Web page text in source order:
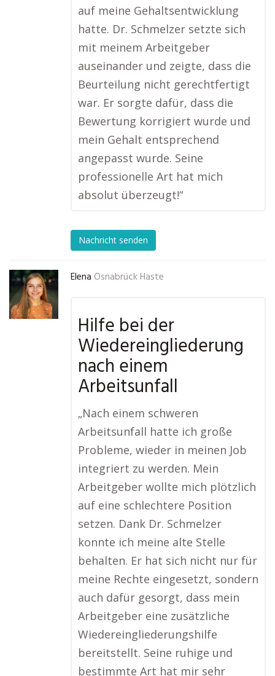
auf meine Gehaltsentwicklung
hatte. Dr. Schmelzer setzte sich
mit meinem Arbeitgeber
auseinander und zeigte, dass die
Beurteilung nicht gerechtfertigt
war. Er sorgte dafür, dass die
Bewertung korrigiert wurde und
mein Gehalt entsprechend
angepasst wurde. Seine
professionelle Art hat mich
absolut überzeugt!“
Nachricht senden
Elena Osnabrück Haste
Hilfe bei der
Wiedereingliederung
nach einem
Arbeitsunfall
„Nach einem schweren
Arbeitsunfall hatte ich große
Probleme, wieder in meinen Job
integriert zu werden. Mein
Arbeitgeber wollte mich plötzlich
auf eine schlechtere Position
setzen. Dank Dr. Schmelzer
konnte ich meine alte Stelle
behalten. Er hat sich nicht nur für
meine Rechte eingesetzt, sondern
auch dafür gesorgt, dass mein
Arbeitgeber eine zusätzliche
Wiedereingliederungshilfe
bereitstellt. Seine ruhige und
bestimmte Art hat mir sehr